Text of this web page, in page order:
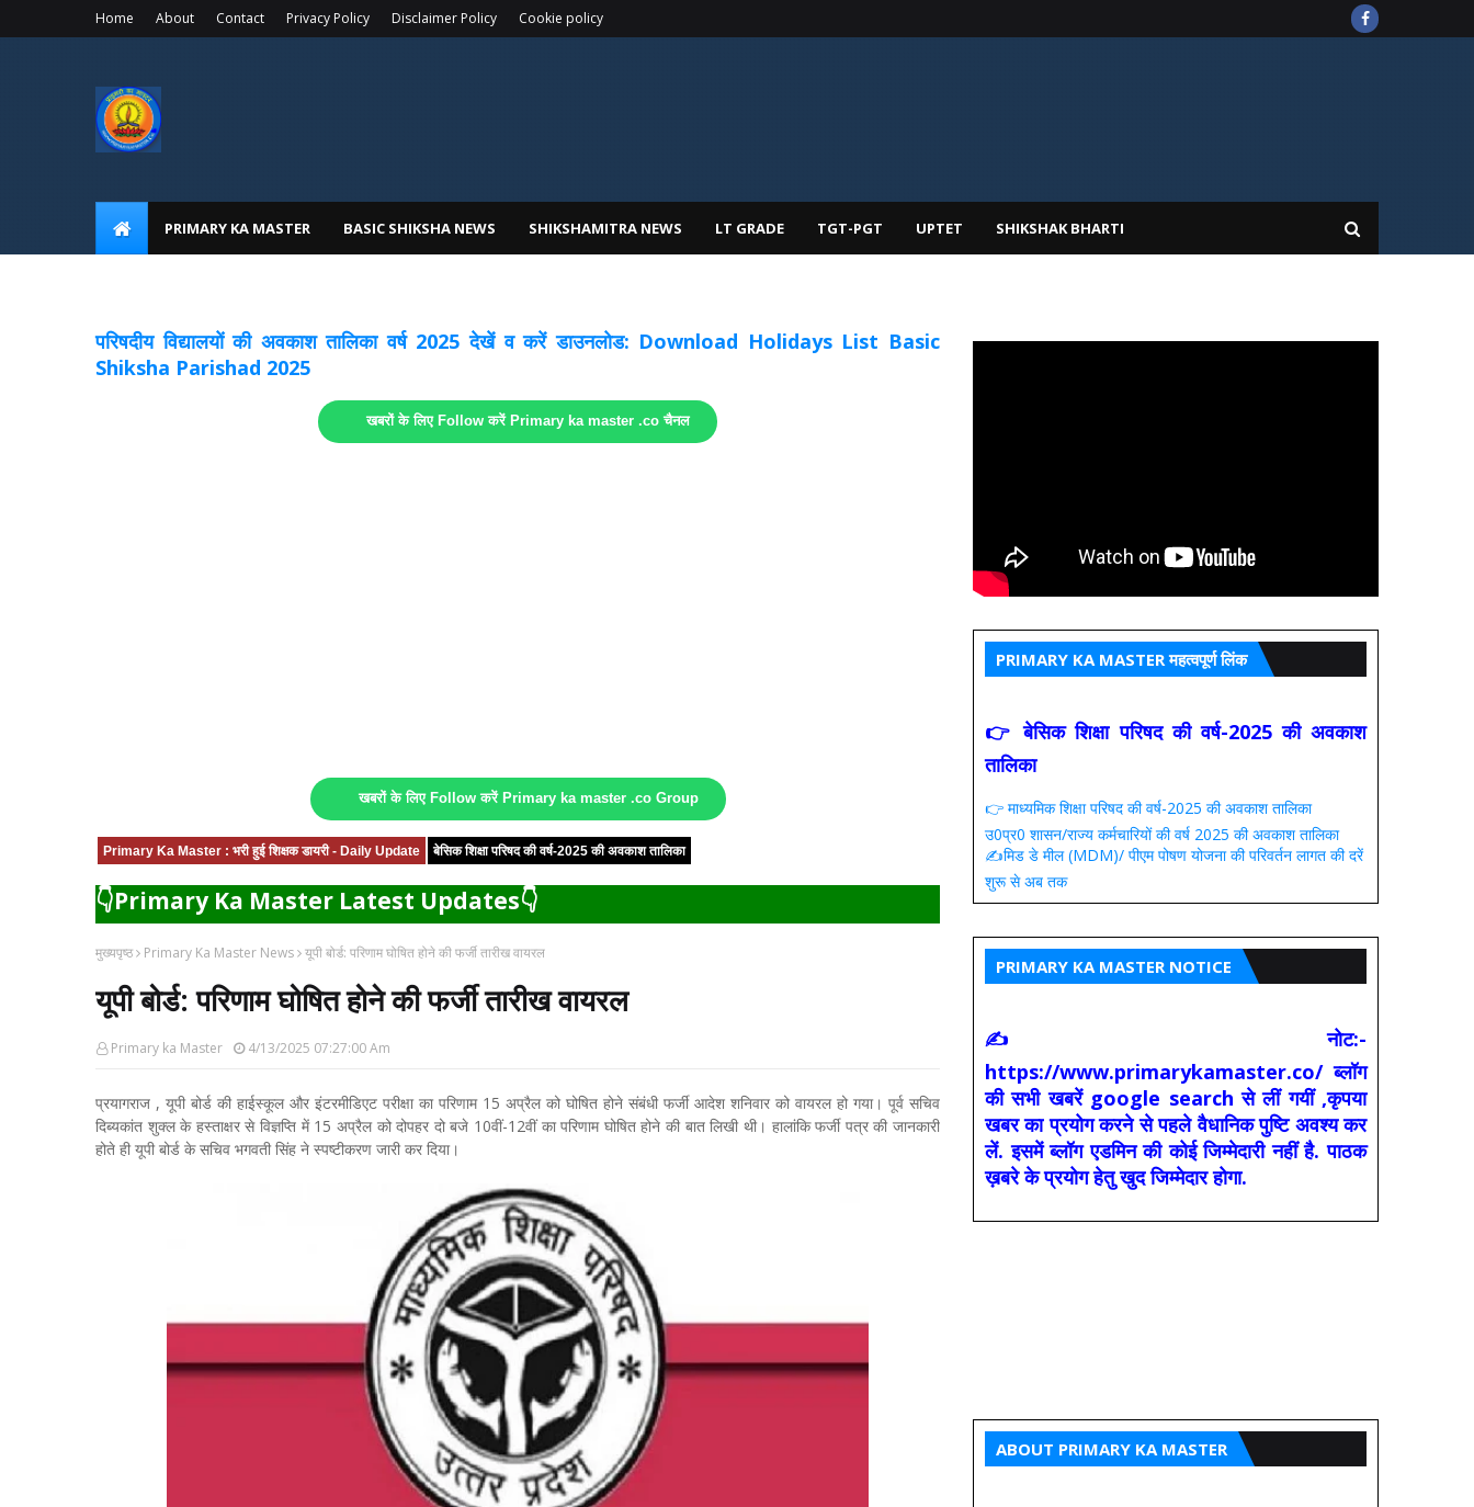
Home About Contact Privacy Policy Disclaimer Policy Cookie policy
PRIMARY KA MASTER BASIC SHIKSHA NEWS SHIKSHAMITRA NEWS LT GRADE TGT-PGT UPTET SHIKSHAK BHARTI
परिषदीय विद्यालयों की अवकाश तालिका वर्ष 2025 देखें व करें डाउनलोड: Download Holidays List Basic
Shiksha Parishad 2025
खबरों के लिए Follow करें Primary ka master .co चैनल
खबरों के लिए Follow करें Primary ka master .co Group
Primary Ka Master : भरी हुई शिक्षक डायरी - Daily Update बेसिक शिक्षा परिषद की वर्ष-2025 की अवकाश तालिका
👇Primary Ka Master Latest Updates👇
मुख्यपृष्ठ Primary Ka Master News यूपी बोर्ड: परिणाम घोषित होने की फर्जी तारीख वायरल
यूपी बोर्ड: परिणाम घोषित होने की फर्जी तारीख वायरल
Primary ka Master 4/13/2025 07:27:00 Am
प्रयागराज , यूपी बोर्ड की हाईस्कूल और इंटरमीडिएट परीक्षा का परिणाम 15 अप्रैल को घोषित होने संबंधी फर्जी आदेश शनिवार को वायरल हो गया। पूर्व सचिव
दिब्यकांत शुक्ल के हस्ताक्षर से विज्ञप्ति में 15 अप्रैल को दोपहर दो बजे 10वीं-12वीं का परिणाम घोषित होने की बात लिखी थी। हालांकि फर्जी पत्र की जानकारी
होते ही यूपी बोर्ड के सचिव भगवती सिंह ने स्पष्टीकरण जारी कर दिया।
PRIMARY KA MASTER महत्वपूर्ण लिंक
👉 बेसिक शिक्षा परिषद की वर्ष-2025 की अवकाश
तालिका
👉 माध्यमिक शिक्षा परिषद की वर्ष-2025 की अवकाश तालिका
उ0प्र0 शासन/राज्य कर्मचारियों की वर्ष 2025 की अवकाश तालिका
✍️मिड डे मील (MDM)/ पीएम पोषण योजना की परिवर्तन लागत की दरें
शुरू से अब तक
PRIMARY KA MASTER NOTICE
✍ नोट:-
https://www.primarykamaster.co/ ब्लॉग
की सभी खबरें google search से लीं गयीं ,कृपया
खबर का प्रयोग करने से पहले वैधानिक पुष्टि अवश्य कर
लें. इसमें ब्लॉग एडमिन की कोई जिम्मेदारी नहीं है. पाठक
ख़बरे के प्रयोग हेतु खुद जिम्मेदार होगा.
ABOUT PRIMARY KA MASTER